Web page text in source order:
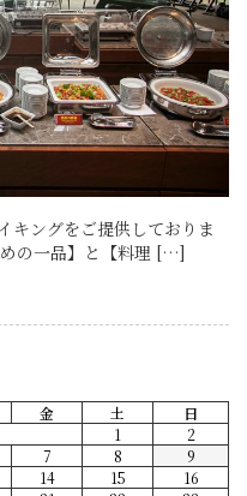
キングをご提供しておりま
の一品】と【料理 […]
金 土
日
1
2
7 8
9
14 15
16